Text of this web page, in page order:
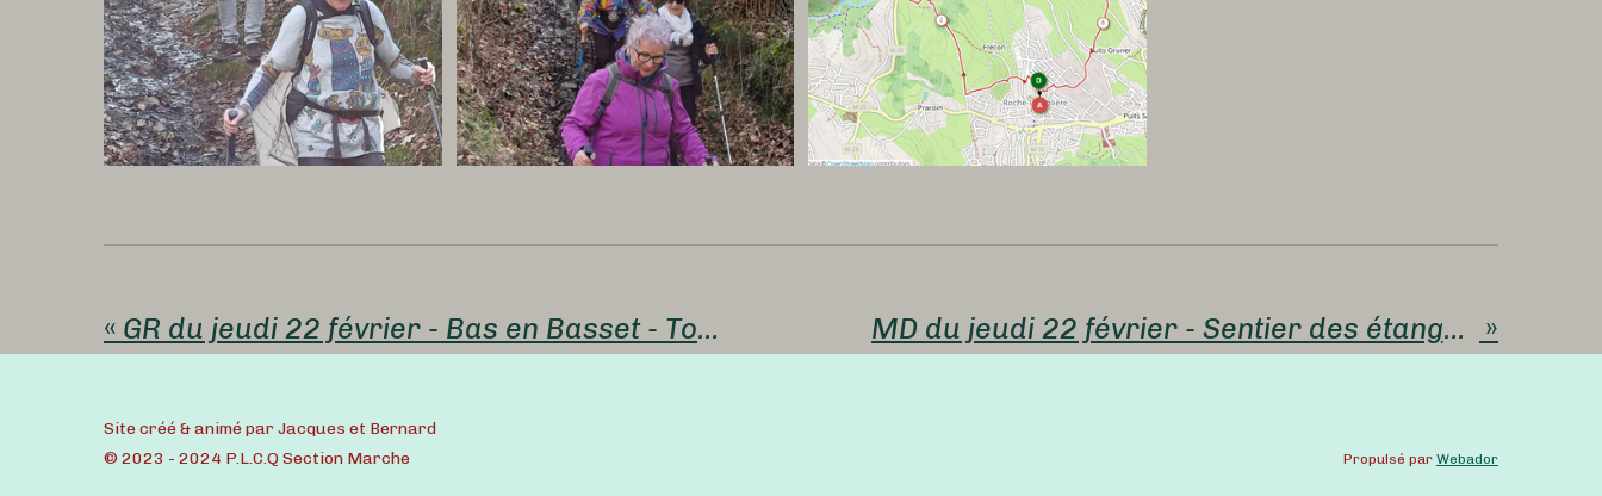
« GR du jeudi 22 février - Bas en Basset - Tour de Molorum 10 kms - 470 mètres de dénivelé - 10 participants - Luc. MD du jeudi 22 février - Sentier des étangs d'Egotay 9 kms - 150 mètres de dénivelé - 11 participants - Josette V »
Site créé & animé par Jacques et Bernard
© 2023 - 2024 P.L.C.Q Section Marche
Propulsé par Webador